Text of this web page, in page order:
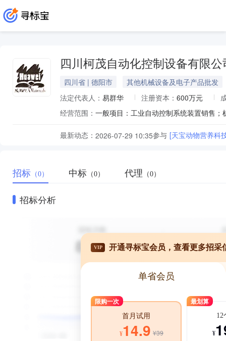
四川柯茂自动化控制设备有限公
四川省 | 德阳市
其他机械设备及电子产品批发
法定代表人： 易群华 注册资本： 600万元
经营范围：
最新动态： 2026-07-29 10:35参与 [天宝动物营养科
招标 （0） 中标 （0） 代理 （0）
招标分析
VIP 开通寻标宝会员，查看更多招采
单省会员
限购一次
首月试用
¥14.9 ¥39
最划算
12
¥